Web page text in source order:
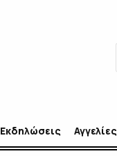
Εκδηλώσεις Αγγελίες